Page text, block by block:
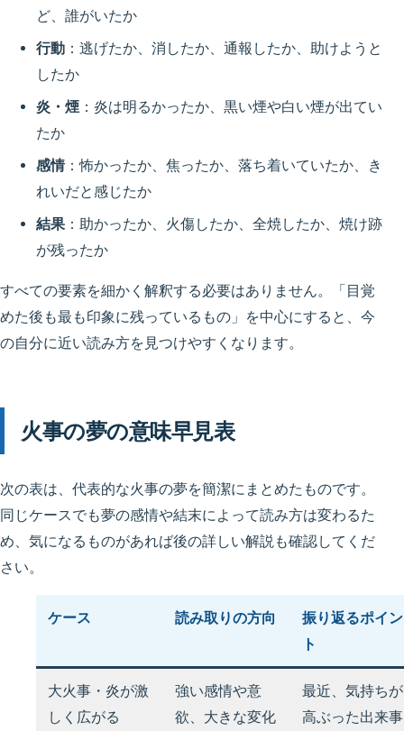
ど、誰がいたか
行動 ：逃げたか、消したか、通報したか、助けようと
したか
炎・煙 ：炎は明るかったか、黒い煙や白い煙が出てい
たか
感情 ：怖かったか、焦ったか、落ち着いていたか、き
れいだと感じたか
結果 ：助かったか、火傷したか、全焼したか、焼け跡
が残ったか
すべての要素を細かく解釈する必要はありません。「目覚
めた後も最も印象に残っているもの」を中心にすると、今
の自分に近い読み方を見つけやすくなります。
火事の夢の意味早見表
次の表は、代表的な火事の夢を簡潔にまとめたものです。
同じケースでも夢の感情や結末によって読み方は変わるた
め、気になるものがあれば後の詳しい解説も確認してくだ
さい。
ケース 読み取りの方向
振り返るポイン
ト
大火事・炎が激
しく広がる
強い感情や意
欲、大きな変化
最近、気持ちが
高ぶった出来事